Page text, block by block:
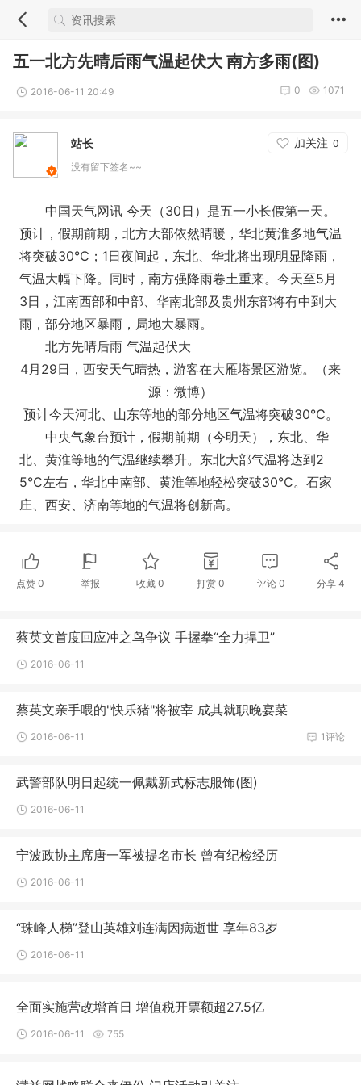
五一北方先晴后雨气温起伏大 南方多雨(图)
2016-06-11 20:49 1071
0
站长 加关注 0
没有留下签名~~
中国天气网讯 今天（30日）是五一小长假第一天。
预计，假期前期，北方大部依然晴暖，华北黄淮多地气温
将突破30℃；1日夜间起，东北、华北将出现明显降雨，
气温大幅下降。同时，南方强降雨卷土重来。今天至5月
3日，江南西部和中部、华南北部及贵州东部将有中到大
雨，部分地区暴雨，局地大暴雨。
北方先晴后雨 气温起伏大
4月29日，西安天气晴热，游客在大雁塔景区游览。（来
源：微博）
预计今天河北、山东等地的部分地区气温将突破30℃。
中央气象台预计，假期前期（今明天），东北、华
北、黄淮等地的气温继续攀升。东北大部气温将达到2
5℃左右，华北中南部、黄淮等地轻松突破30℃。石家
庄、西安、济南等地的气温将创新高。
点赞 0 举报 收藏0 打赏 0 评论 0 分享4
蔡英文首度回应冲之鸟争议 手握拳“全力捍卫”
2016-06-11
蔡英文亲手喂的"快乐猪"将被宰 成其就职晚宴菜
1评论
2016-06-11
武警部队明日起统一佩戴新式标志服饰(图)
2016-06-11
宁波政协主席唐一军被提名市长 曾有纪检经历
2016-06-11
“珠峰人梯”登山英雄刘连满因病逝世 享年83岁
2016-06-11
全面实施营改增首日 增值税开票额超27.5亿
2016-06-11 755